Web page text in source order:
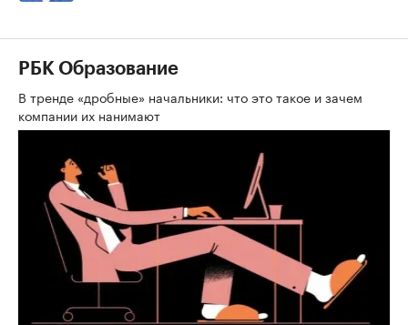
РБК Образование
В тренде «дробные» начальники: что это такое и зачем
компании их нанимают